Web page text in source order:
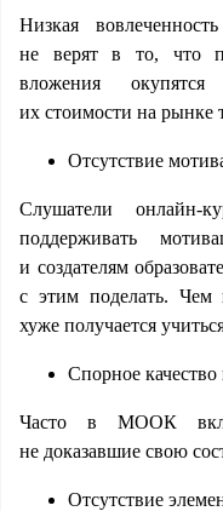
Низкая
не верят в то, что
вложения окупятся
их стоимости на рынке
Отсутствие
Слушатели онлайн-
поддерживать
и создателям
с этим поделать. Чем
хуже получается
Спорное качество
Часто в MOOК
не доказавшие свою
Отсутствие